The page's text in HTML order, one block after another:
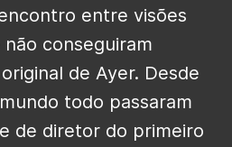
entre visões
conseguiram
de Ayer. Desde
todo passaram
de diretor do primeiro